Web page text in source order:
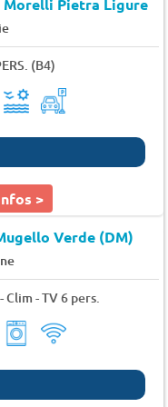
Morelli Pietra Ligure
(B4)
>
Verde (DM)
Clim - TV 6 pers.